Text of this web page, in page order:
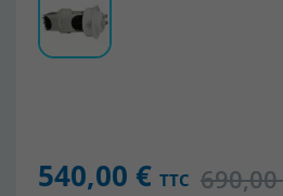
540,00 € TTC 690,00